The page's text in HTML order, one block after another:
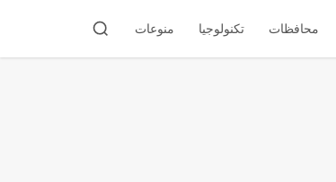
محافظات تكنولوجيا منوعات